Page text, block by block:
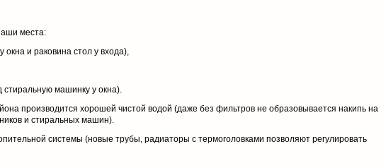
места:
окна и раковина стол у входа),
стиральную машинку у окна).
производится хорошей чистой водой (даже без фильтров не образовывается накипь на
и стиральных машин).
системы (новые трубы, радиаторы с термоголовками позволяют регулировать